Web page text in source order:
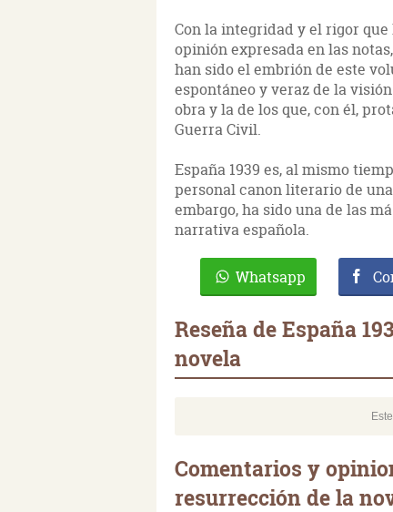
Con la integridad y el rigor
opinión expresada en las
han sido el embrión de este
espontáneo y veraz de la
obra y la de los que, con él,
Guerra Civil.
España 1939 es, al mismo
personal canon literario de
embargo, ha sido una de las
narrativa española.
Whatsapp
Reseña de España
novela
Comentarios y
resurrección de la